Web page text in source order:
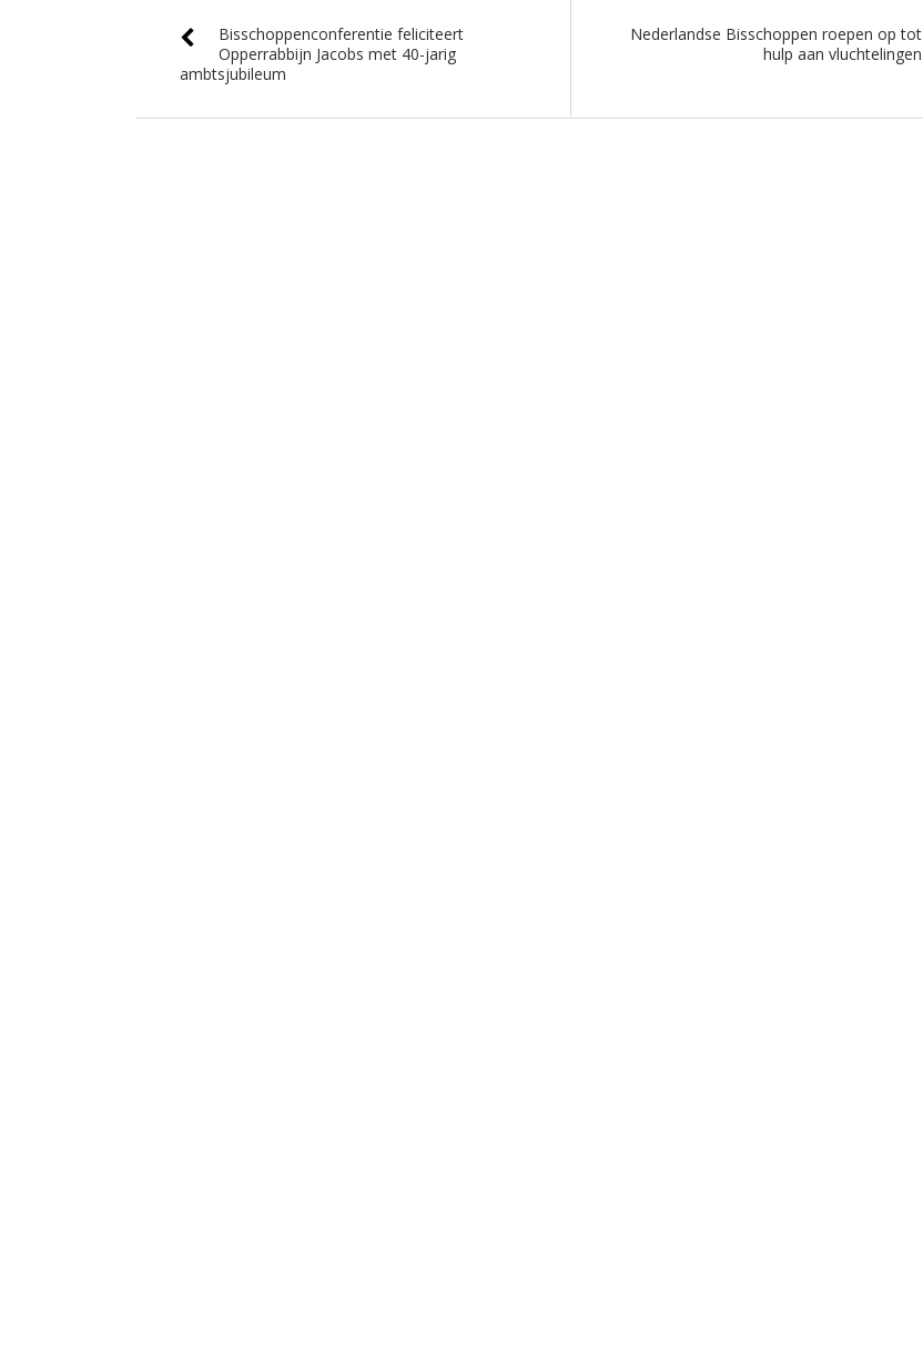
Bisschoppenconferentie feliciteert
Opperrabbijn Jacobs met 40-jarig
ambtsjubileum
Nederlandse Bisschoppen roepen op tot
hulp aan vluchtelingen